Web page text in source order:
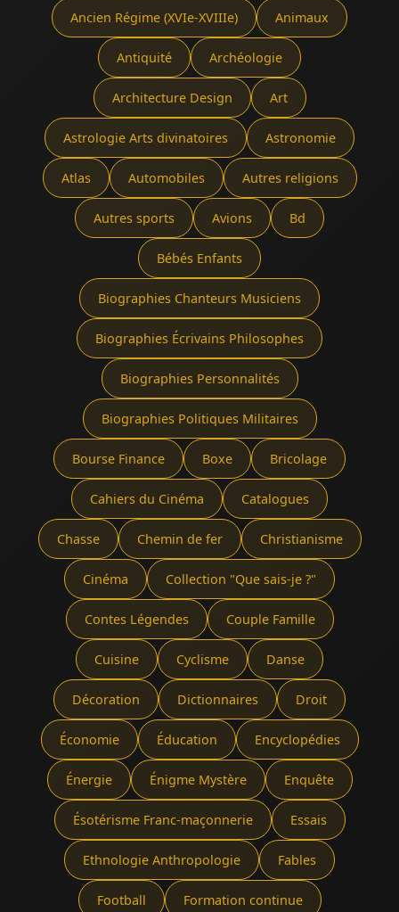
Ancien Régime (XVIe-XVIIIe) Animaux
Antiquité Archéologie
Architecture Design Art
Astrologie Arts divinatoires Astronomie
Atlas Automobiles Autres religions
Autres sports Avions Bd
Bébés Enfants
Biographies Chanteurs Musiciens
Biographies Écrivains Philosophes
Biographies Personnalités
Biographies Politiques Militaires
Bourse Finance Boxe Bricolage
Cahiers du Cinéma Catalogues
Chasse Chemin de fer Christianisme
Cinéma Collection "Que sais-je ?"
Contes Légendes Couple Famille
Cuisine Cyclisme Danse
Décoration Dictionnaires Droit
Économie Éducation Encyclopédies
Énergie Énigme Mystère Enquête
Ésotérisme Franc-maçonnerie Essais
Ethnologie Anthropologie Fables
Football Formation continue